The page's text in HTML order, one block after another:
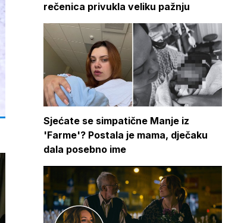
rečenica privukla veliku pažnju
Sjećate se simpatične Manje iz
'Farme'? Postala je mama, dječaku
dala posebno ime